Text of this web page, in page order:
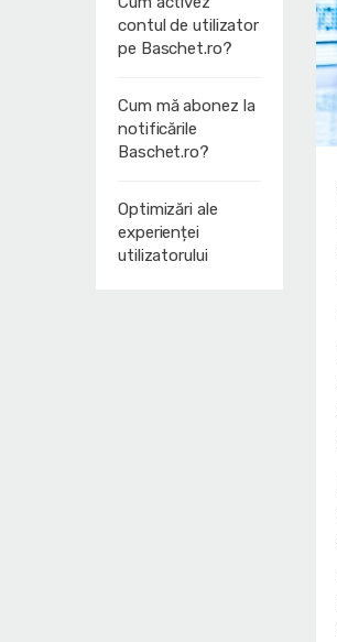
contul de utilizator
pe Baschet.ro?
Cum mă abonez la
notificările
Baschet.ro?
Optimizări ale
experienței
utilizatorului